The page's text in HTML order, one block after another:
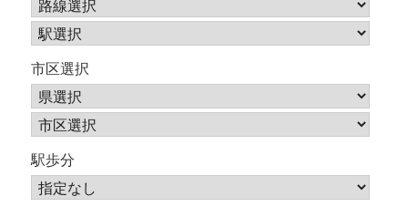
市区選択
駅歩分